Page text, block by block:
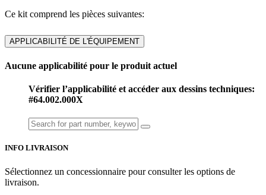
Ce kit comprend les pièces suivantes:
APPLICABILITÉ DE L'ÉQUIPEMENT
Aucune applicabilité pour le produit actuel
Vérifier l’applicabilité et accéder aux dessins techniques:
#64.002.000X
INFO LIVRAISON
Sélectionnez un concessionnaire pour consulter les options de
livraison.